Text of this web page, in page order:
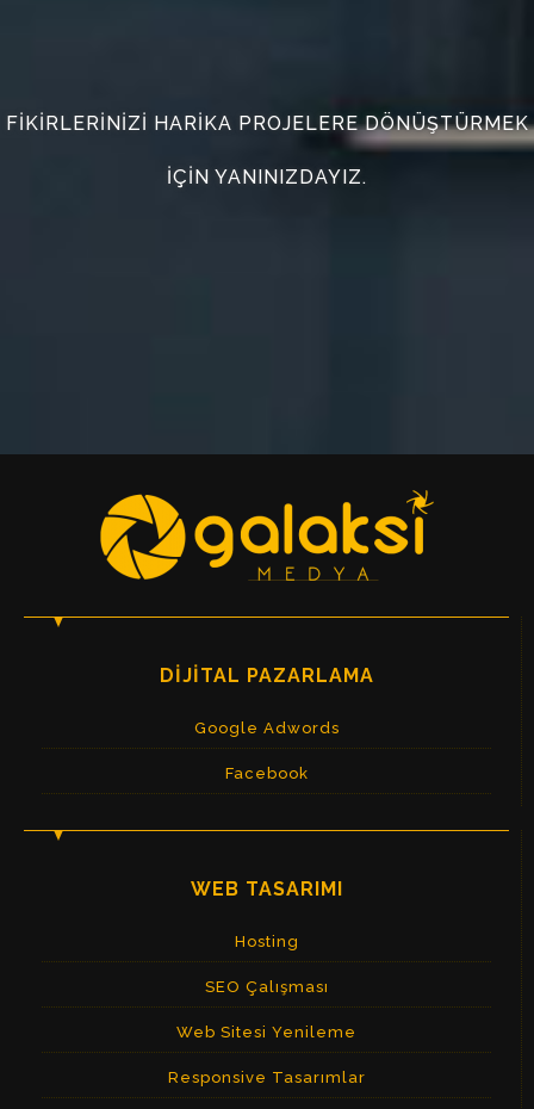
FIKIRLERINIZI HARIKA PROJELERE DÖNÜŞTÜRMEK
IÇIN YANINIZDAYIZ.
DIJITAL PAZARLAMA
Google Adwords
Facebook
WEB TASARIMI
Hosting
SEO Çalışması
Web Sitesi Yenileme
Responsive Tasarımlar